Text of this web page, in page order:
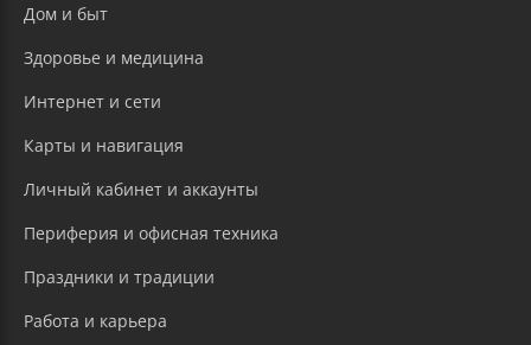
Дом и быт
Здоровье и медицина
Интернет и сети
Карты и навигация
Личный кабинет и аккаунты
Периферия и офисная техника
Праздники и традиции
Работа и карьера